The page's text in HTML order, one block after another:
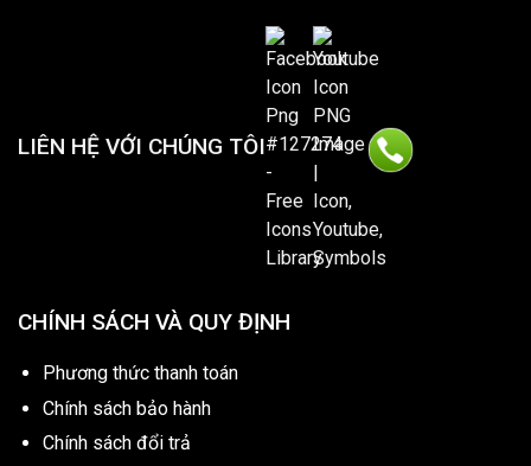
LIÊN HỆ VỚI CHÚNG TÔI
CHÍNH SÁCH VÀ QUY ĐỊNH
Phương thức thanh toán
Chính sách bảo hành
Chính sách đổi trả